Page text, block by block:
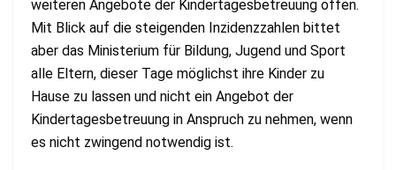
weiteren Angebote der Kindertagesbetreuung offen.
Mit Blick auf die steigenden Inzidenzzahlen bittet
aber das Ministerium für Bildung, Jugend und Sport
alle Eltern, dieser Tage möglichst ihre Kinder zu
Hause zu lassen und nicht ein Angebot der
Kindertagesbetreuung in Anspruch zu nehmen, wenn
es nicht zwingend notwendig ist.